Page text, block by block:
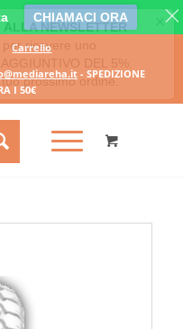
Carrello
- SPEDIZIONE
I 50€
CHIAMACI ORA